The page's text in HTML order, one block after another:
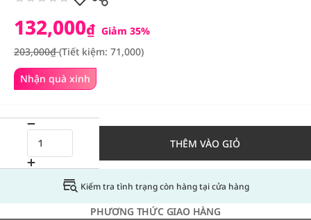
Nhận quà xinh
132,000₫ Giảm 35%
203,000₫(Tiết kiệm: 71,000)
THÊM VÀO GIỎ
Kiểm tra tình trạng còn hàng tại cửa hàng
PHƯƠNG THỨC GIAO HÀNG